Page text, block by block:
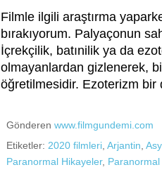
Filmle ilgili araştırma
bırakıyorum. Palyaçonun
İçrekçilik, batınilik ya da
olmayanlardan gizlenerek,
öğretilmesidir. Ezoterizm
Gönderen www.filmgundemi.com
Etiketler: 2020 filmleri, Arjantin,
Paranormal Hikayeler,